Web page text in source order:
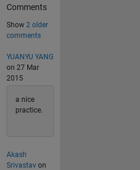
Comments
Show 2 older
comments
YUANYU YANG
on 27 Mar
2015
a nice
practice.
Akash
Srivastavon